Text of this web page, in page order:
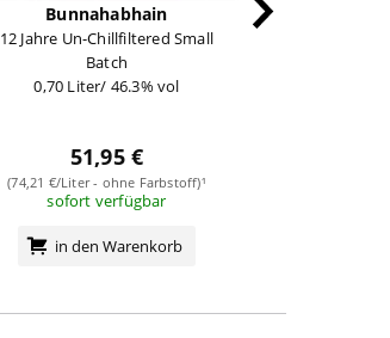
Bunnahabhain
12 Jahre Un-Chillfiltered Small
Batch
0,70 Liter/ 46.3% vol
51,95 €
(74,21 €/Liter - ohne Farbstoff)¹
sofort verfügbar
in den Warenkorb